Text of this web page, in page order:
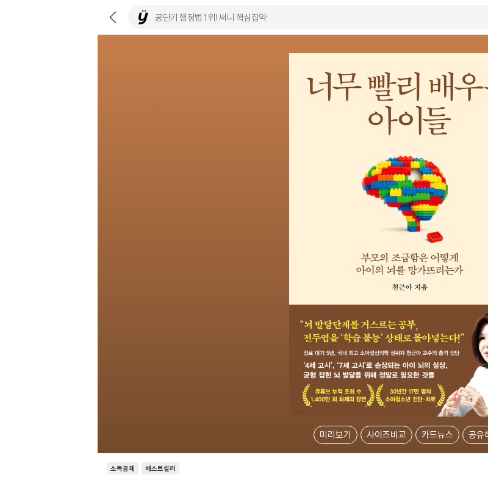
미리보기 사이즈비교 카드뉴스 공유
소득공제 베스트셀러